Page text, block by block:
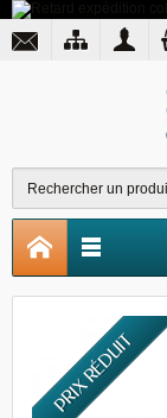
PRIX RÉDUIT